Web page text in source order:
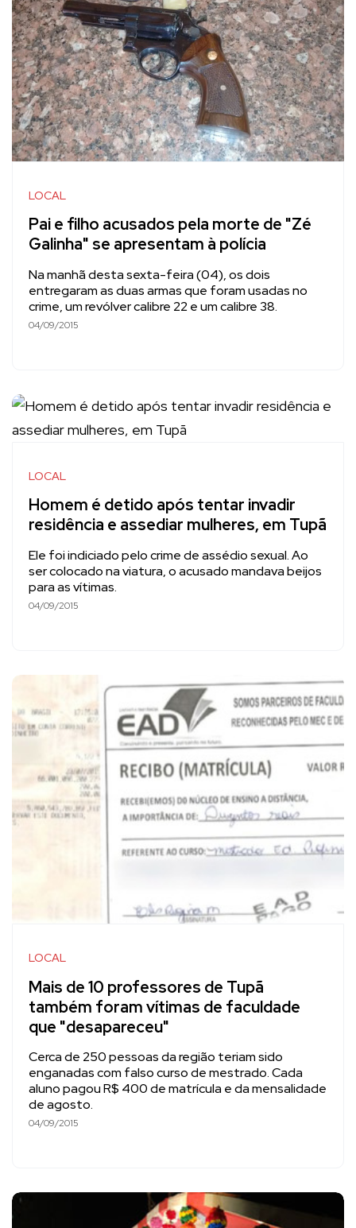
LOCAL
Pai e filho acusados pela morte de "Zé
Galinha" se apresentam à polícia
Na manhã desta sexta-feira (04), os dois
entregaram as duas armas que foram usadas no
crime, um revólver calibre 22 e um calibre 38.
04/09/2015
LOCAL
Homem é detido após tentar invadir
residência e assediar mulheres, em Tupã
Ele foi indiciado pelo crime de assédio sexual. Ao
ser colocado na viatura, o acusado mandava beijos
para as vítimas.
04/09/2015
LOCAL
Mais de 10 professores de Tupã
também foram vítimas de faculdade
que "desapareceu"
Cerca de 250 pessoas da região teriam sido
enganadas com falso curso de mestrado. Cada
aluno pagou R$ 400 de matrícula e da mensalidade
de agosto.
04/09/2015